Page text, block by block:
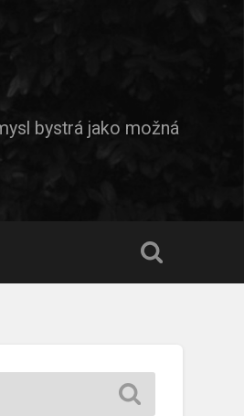
bystrá jako možná